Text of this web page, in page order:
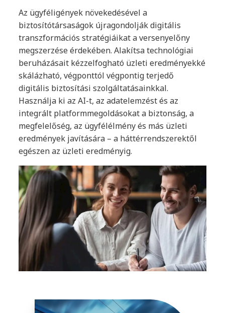
Az ügyféligények növekedésével a
biztosítótársaságok újragondolják digitális
transzformációs stratégiáikat a versenyelőny
megszerzése érdekében. Alakítsa technológiai
beruházásait kézzelfogható üzleti eredményekké
skálázható, végponttól végpontig terjedő
digitális biztosítási szolgáltatásainkkal.
Használja ki az AI-t, az adatelemzést és az
integrált platformmegoldásokat a biztonság, a
megfelelőség, az ügyfélélmény és más üzleti
eredmények javítására – a háttérrendszerektől
egészen az üzleti eredményig.